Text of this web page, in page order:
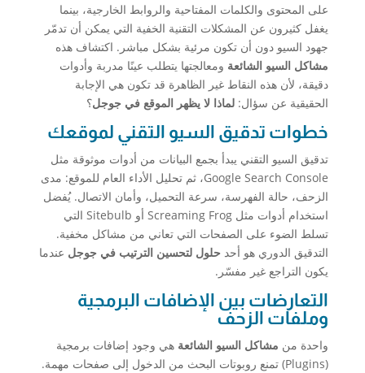
على المحتوى والكلمات المفتاحية والروابط الخارجية، بينما
يغفل كثيرون عن المشكلات التقنية الخفية التي يمكن أن تدمّر
جهود السيو دون أن تكون مرئية بشكل مباشر. اكتشاف هذه
مشاكل السيو الشائعة ومعالجتها يتطلب عينًا مدربة وأدوات
دقيقة، لأن هذه النقاط غير الظاهرة قد تكون هي الإجابة
الحقيقية عن سؤال: لماذا لا يظهر الموقع في جوجل؟
خطوات تدقيق السيو التقني لموقعك
تدقيق السيو التقني يبدأ بجمع البيانات من أدوات موثوقة مثل
Google Search Console، ثم تحليل الأداء العام للموقع: مدى
الزحف، حالة الفهرسة، سرعة التحميل، وأمان الاتصال. يُفضل
استخدام أدوات مثل Screaming Frog أو Sitebulb التي
تسلط الضوء على الصفحات التي تعاني من مشاكل مخفية.
التدقيق الدوري هو أحد حلول لتحسين الترتيب في جوجل عندما
يكون التراجع غير مفسّر.
التعارضات بين الإضافات البرمجية
وملفات الزحف
واحدة من مشاكل السيو الشائعة هي وجود إضافات برمجية
(Plugins) تمنع روبوتات البحث من الدخول إلى صفحات مهمة.